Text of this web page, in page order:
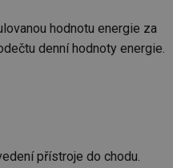
hodnotu energie za
denní hodnoty energie.
přístroje do chodu.